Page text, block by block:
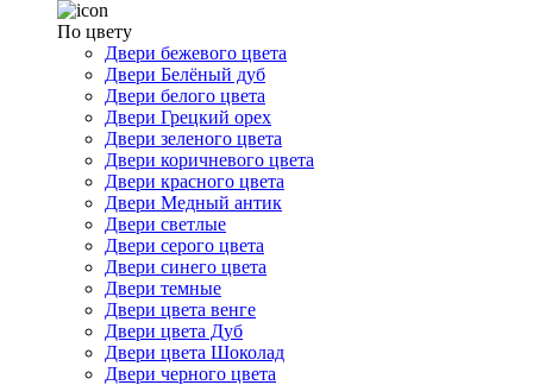
По цвету
Двери бежевого цвета
Двери Белёный дуб
Двери белого цвета
Двери Грецкий орех
Двери зеленого цвета
Двери коричневого цвета
Двери красного цвета
Двери Медный антик
Двери светлые
Двери серого цвета
Двери синего цвета
Двери темные
Двери цвета венге
Двери цвета Дуб
Двери цвета Шоколад
Двери черного цвета